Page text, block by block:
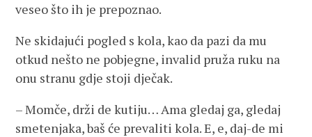
veseo što ih je prepoznao.
Ne skidajući pogled s kola, kao da pazi da mu
otkud nešto ne pobjegne, invalid pruža ruku na
onu stranu gdje stoji dječak.
– Momče, drži de kutiju… Ama gledaj ga, gledaj
smetenjaka, baš će prevaliti kola. E, e, daj-de mi